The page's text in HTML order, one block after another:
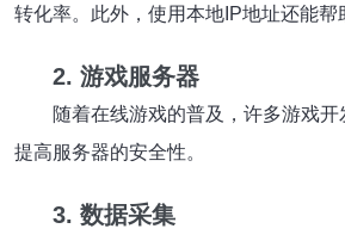
转化率。此外，使用本地IP地址还能帮
2. 游戏服务器
随着在线游戏的普及，许多游戏
提高服务器的安全性。
3. 数据采集